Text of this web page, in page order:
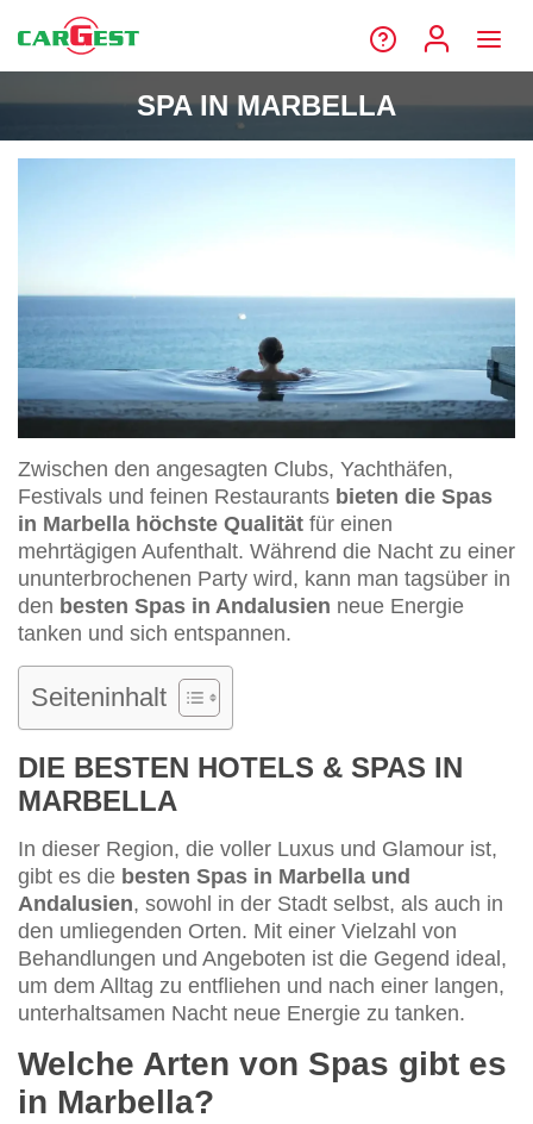
SPA IN MARBELLA
Zwischen den angesagten Clubs, Yachthäfen,
Festivals und feinen Restaurants bieten die Spas
in Marbella höchste Qualität für einen
mehrtägigen Aufenthalt. Während die Nacht zu einer
ununterbrochenen Party wird, kann man tagsüber in
den besten Spas in Andalusien neue Energie
tanken und sich entspannen.
Seiteninhalt
DIE BESTEN HOTELS & SPAS IN
MARBELLA
In dieser Region, die voller Luxus und Glamour ist,
gibt es die besten Spas in Marbella und
Andalusien, sowohl in der Stadt selbst, als auch in
den umliegenden Orten. Mit einer Vielzahl von
Behandlungen und Angeboten ist die Gegend ideal,
um dem Alltag zu entfliehen und nach einer langen,
unterhaltsamen Nacht neue Energie zu tanken.
Welche Arten von Spas gibt es
in Marbella?